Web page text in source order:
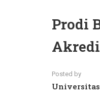
Prodi
Posted by